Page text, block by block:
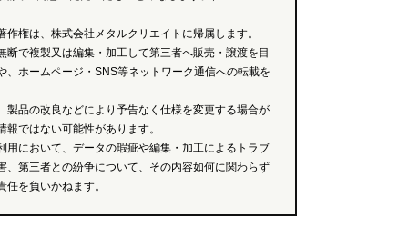
作権は、株式会社メタルクリエイトに帰属します。
断で複製又は編集・加工して第三者へ販売・譲渡を目
、ホームページ・SNS等ネットワーク通信への転載を
製品の改良などにより予告なく仕様を変更する場合が
報ではない可能性があります。
用において、データの瑕疵や編集・加工によるトラブ
、第三者との紛争について、その内容如何に関わらず
任を負いかねます。